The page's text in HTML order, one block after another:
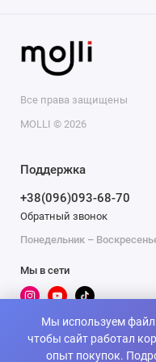
Интерактивная
способствует
мышления и
Робота.
Дистанционное
USB-зарядное
Аккумулятор 3,7 В.
Отвертку.
Дозатор для
Инструкции.
Источник питания:
Все права защищены
MOLLI © 2026
Поддержка
+38(096)093-68-70
Обратный звонок
Понедельник –
Мы в сети
Мы используем
чтобы сайт работал
опыт покупок.